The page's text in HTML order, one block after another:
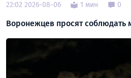
22:02 2026-08-06 1 мин 0
Воронежцев просят соблюдать